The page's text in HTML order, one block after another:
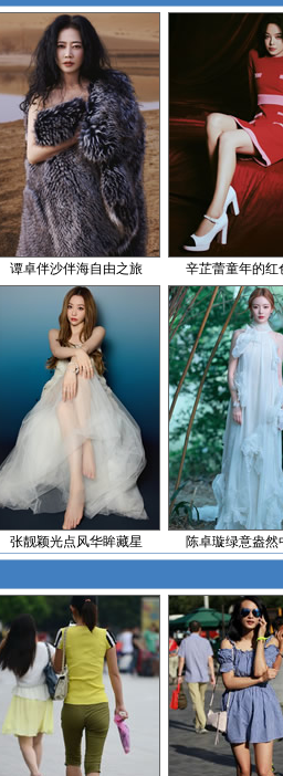
谭卓伴沙伴海自由之旅 辛芷蕾童年的红
张靓颖光点风华眸藏星 陈卓璇绿意盎然